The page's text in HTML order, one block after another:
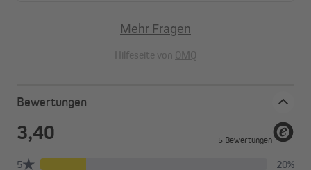
denkbar einfach. Ziehe sie über die eingefahrene Markise und
Mehr Fragen
Hilfeseite von OMQ
Bewertungen